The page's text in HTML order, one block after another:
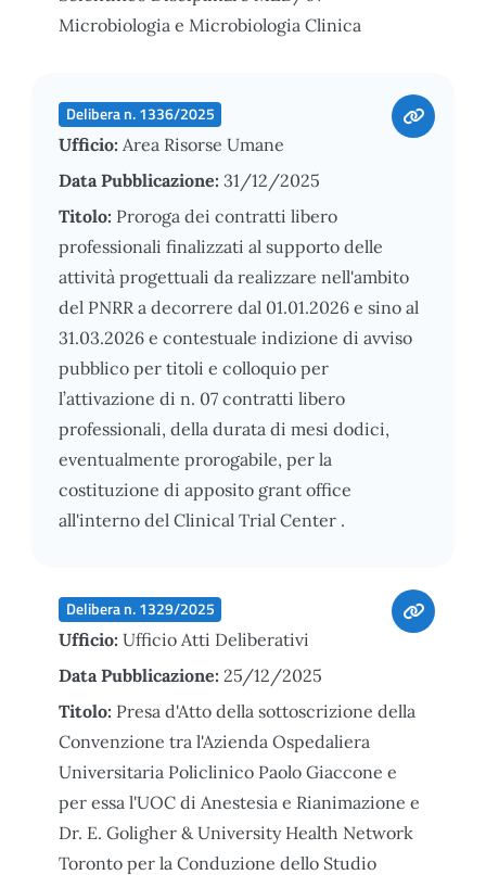
Microbiologia e Microbiologia Clinica
Delibera n. 1336/2025
Ufficio: Area Risorse Umane
Data Pubblicazione: 31/12/2025
Titolo: Proroga dei contratti libero
professionali finalizzati al supporto delle
attività progettuali da realizzare nell'ambito
del PNRR a decorrere dal 01.01.2026 e sino al
31.03.2026 e contestuale indizione di avviso
pubblico per titoli e colloquio per
l’attivazione di n. 07 contratti libero
professionali, della durata di mesi dodici,
eventualmente prorogabile, per la
costituzione di apposito grant office
all'interno del Clinical Trial Center .
Delibera n. 1329/2025
Ufficio: Ufficio Atti Deliberativi
Data Pubblicazione: 25/12/2025
Titolo: Presa d'Atto della sottoscrizione della
Convenzione tra l'Azienda Ospedaliera
Universitaria Policlinico Paolo Giaccone e
per essa l'UOC di Anestesia e Rianimazione e
Dr. E. Goligher & University Health Network
Toronto per la Conduzione dello Studio